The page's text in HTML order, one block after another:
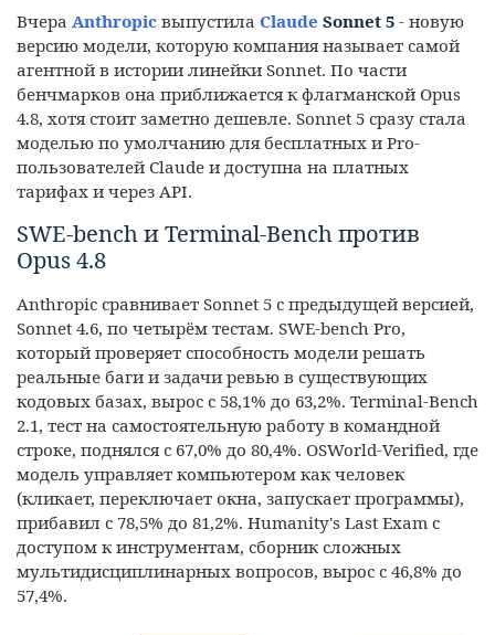
Вчера Anthropic выпустила Claude Sonnet 5 - новую
версию модели, которую компания называет самой
агентной в истории линейки Sonnet. По части
бенчмарков она приближается к флагманской Opus
4.8, хотя стоит заметно дешевле. Sonnet 5 сразу стала
моделью по умолчанию для бесплатных и Pro-
пользователей Claude и доступна на платных
тарифах и через API.
SWE-bench и Terminal-Bench против
Opus 4.8
Anthropic сравнивает Sonnet 5 с предыдущей версией,
Sonnet 4.6, по четырём тестам. SWE-bench Pro,
который проверяет способность модели решать
реальные баги и задачи ревью в существующих
кодовых базах, вырос с 58,1% до 63,2%. Terminal-Bench
2.1, тест на самостоятельную работу в командной
строке, поднялся с 67,0% до 80,4%. OSWorld-Verified, где
модель управляет компьютером как человек
(кликает, переключает окна, запускает программы),
прибавил с 78,5% до 81,2%. Humanity's Last Exam с
доступом к инструментам, сборник сложных
мультидисциплинарных вопросов, вырос с 46,8% до
57,4%.